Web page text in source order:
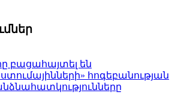
բացահայտել են
հոգեբանության